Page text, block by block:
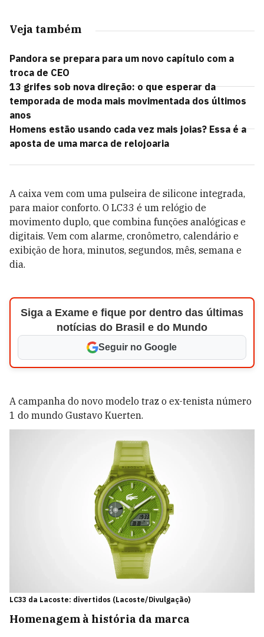
Veja também
Pandora se prepara para um novo capítulo com a
troca de CEO
13 grifes sob nova direção: o que esperar da
temporada de moda mais movimentada dos últimos
anos
Homens estão usando cada vez mais joias? Essa é a
aposta de uma marca de relojoaria
A caixa vem com uma pulseira de silicone integrada,
para maior conforto. O LC33 é um relógio de
movimento duplo, que combina funções analógicas e
digitais. Vem com alarme, cronômetro, calendário e
exibição de hora, minutos, segundos, mês, semana e
dia.
Siga a Exame e fique por dentro das últimas
notícias do Brasil e do Mundo
Seguir no Google
A campanha do novo modelo traz o ex-tenista número
1 do mundo Gustavo Kuerten.
LC33 da Lacoste: divertidos (Lacoste/Divulgação)
Homenagem à história da marca